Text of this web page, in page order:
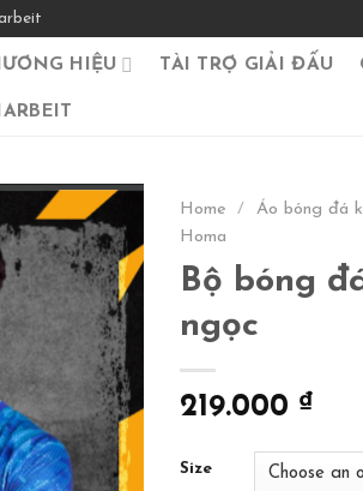
HIỆU TÀI TRỢ GIẢI ĐẤU
Home / Áo bóng đá
Homa
Bộ bóng
ngọc
219.000 ₫
Size